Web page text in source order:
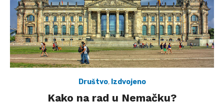
Društvo, Izdvojeno
Kako na rad u Nemačku?